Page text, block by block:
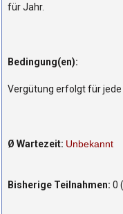
für Jahr.
Bedingung(en):
Vergütung erfolgt für jede
Ø Wartezeit: Unbekannt
Bisherige Teilnahmen: 0